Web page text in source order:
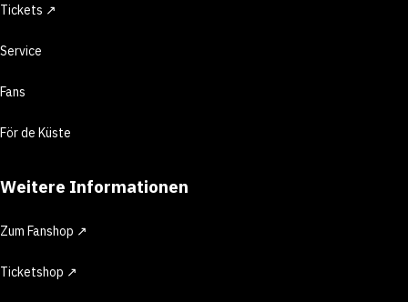
Tickets ↗
Service
Fans
För de Küste
Weitere Informationen
Zum Fanshop ↗
Ticketshop ↗